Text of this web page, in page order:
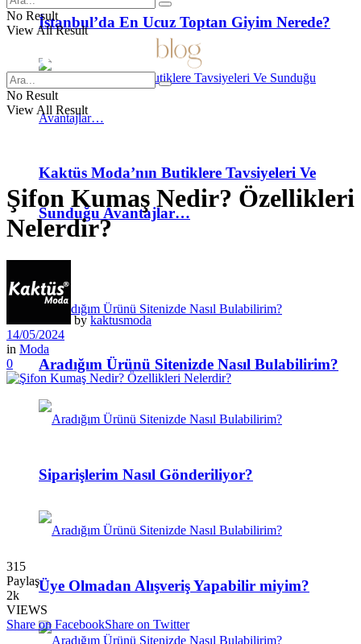
İstanbul’da En Ucuz Toptan Giyim Nerede?
Kaktüs Moda’nın Butiklere Tavsiyeleri Ve
Sunduğu Avantajlar…
Aradığım Ürünü Sitenizde Nasıl Bulabilirim?
Siparişlerim Nasıl Gönderiliyor?
Üye Olmadan Alışveriş Yapabilir miyim?
No Result
View All Result
No Result
View All Result
Şifon Kumaş Nedir? Özellikleri
Nelerdir?
by kaktusmoda
14/05/2024
in Moda
0
315
Paylaş
2k
VIEWS
Share on FacebookShare on Twitter